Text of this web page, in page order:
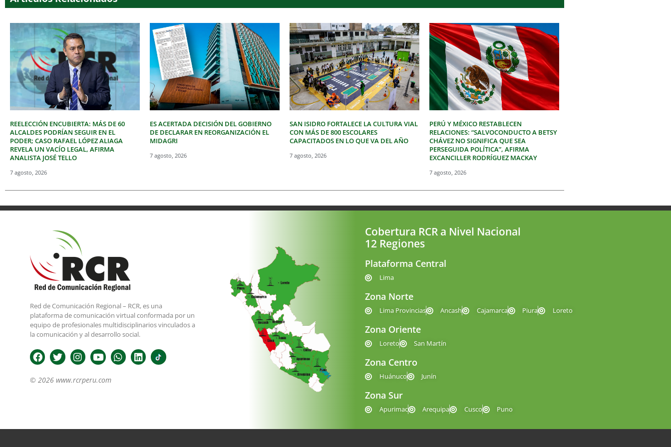
REELECCIÓN ENCUBIERTA: MÁS DE 60
ALCALDES PODRÍAN SEGUIR EN EL
PODER; CASO RAFAEL LÓPEZ ALIAGA
REVELA UN VACÍO LEGAL, AFIRMA
ANALISTA JOSÉ TELLO
7 agosto, 2026
ES ACERTADA DECISIÓN DEL GOBIERNO
DE DECLARAR EN REORGANIZACIÓN EL
MIDAGRI
7 agosto, 2026
SAN ISIDRO FORTALECE LA CULTURA VIAL
CON MÁS DE 800 ESCOLARES
CAPACITADOS EN LO QUE VA DEL AÑO
7 agosto, 2026
PERÚ Y MÉXICO RESTABLECEN
RELACIONES: “SALVOCONDUCTO A BETSY
CHÁVEZ NO SIGNIFICA QUE SEA
PERSEGUIDA POLÍTICA”, AFIRMA
EXCANCILLER RODRÍGUEZ MACKAY
7 agosto, 2026
Red de Comunicación Regional – RCR, es una
plataforma de comunicación virtual conformada por un
equipo de profesionales multidisciplinarios vinculados a
la comunicación y al desarrollo social.
© 2026 www.rcrperu.com
Cobertura RCR a Nivel Nacional
12 Regiones
Plataforma Central
Lima
Zona Norte
Lima Provincias Ancash Cajamarca Piura Loreto
Zona Oriente
Loreto San Martín
Zona Centro
Huánuco Junín
Zona Sur
Apurimac Arequipa Cusco Puno